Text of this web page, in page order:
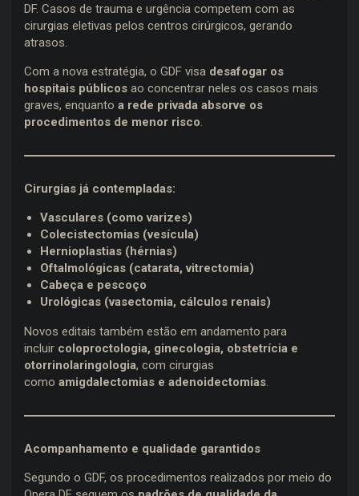
DF. Casos de trauma e urgência competem com as
cirurgias eletivas pelos centros cirúrgicos, gerando
atrasos.
Com a nova estratégia, o GDF visa desafogar os
hospitais públicos ao concentrar neles os casos mais
graves, enquanto a rede privada absorve os
procedimentos de menor risco.
Cirurgias já contempladas:
Vasculares (como varizes)
Colecistectomias (vesícula)
Hernioplastias (hérnias)
Oftalmológicas (catarata, vitrectomia)
Cabeça e pescoço
Urológicas (vasectomia, cálculos renais)
Novos editais também estão em andamento para
incluir coloproctologia, ginecologia, obstetrícia e
otorrinolaringologia, com cirurgias
como amigdalectomias e adenoidectomias.
Acompanhamento e qualidade garantidos
Segundo o GDF, os procedimentos realizados por meio do